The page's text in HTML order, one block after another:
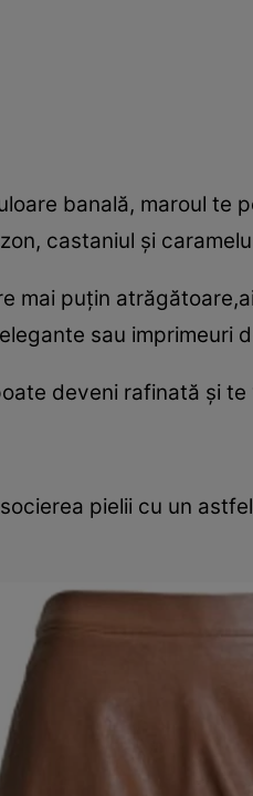
banală, maroul
castaniul şi
mai puţin
sau imprimeuri
deveni rafinată şi
pielii cu un